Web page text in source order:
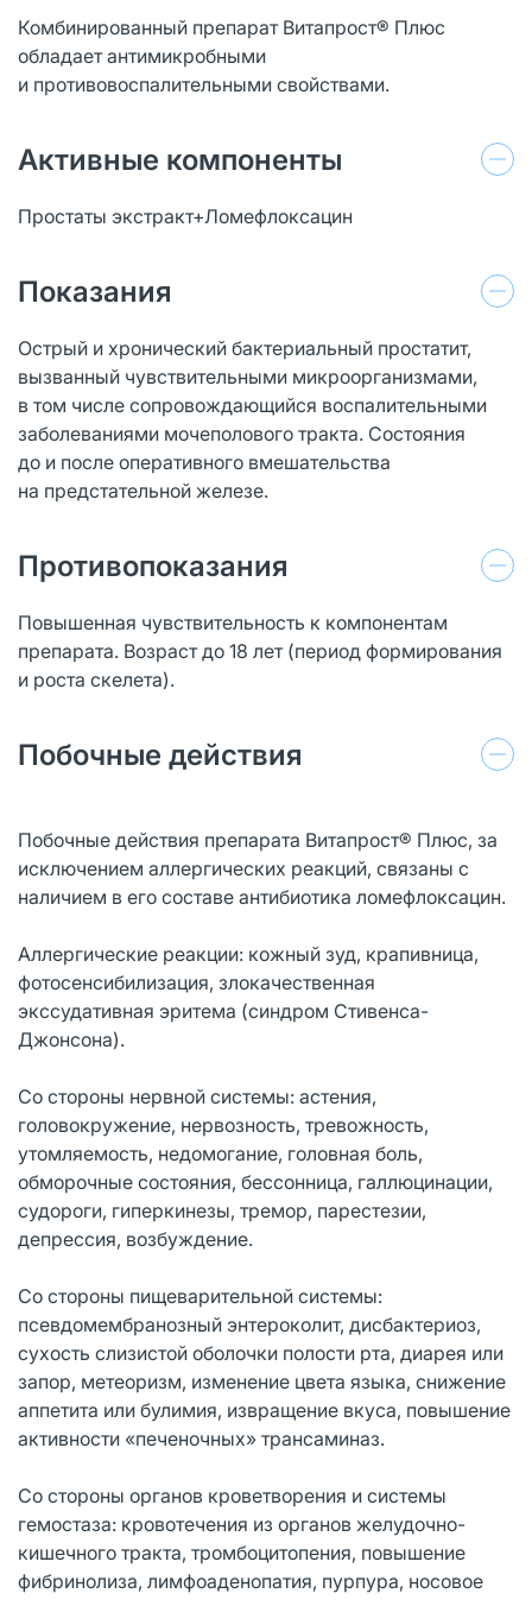
Комбинированный препарат Витапрост® Плюс
обладает антимикробными
и противовоспалительными свойствами.
Активные компоненты
Простаты экстракт+Ломефлоксацин
Показания
Острый и хронический бактериальный простатит,
вызванный чувствительными микроорганизмами,
в том числе сопровождающийся воспалительными
заболеваниями мочеполового тракта. Состояния
до и после оперативного вмешательства
на предстательной железе.
Противопоказания
Повышенная чувствительность к компонентам
препарата. Возраст до 18 лет (период формирования
и роста скелета).
Побочные действия
Побочные действия препарата Витапрост® Плюс, за
исключением аллергических реакций, связаны с
наличием в его составе антибиотика ломефлоксацин.
Аллергические реакции: кожный зуд, крапивница,
фотосенсибилизация, злокачественная
экссудативная эритема (синдром Стивенса-
Джонсона).
Со стороны нервной системы: астения,
головокружение, нервозность, тревожность,
утомляемость, недомогание, головная боль,
обморочные состояния, бессонница, галлюцинации,
судороги, гиперкинезы, тремор, парестезии,
депрессия, возбуждение.
Со стороны пищеварительной системы:
псевдомембранозный энтероколит, дисбактериоз,
сухость слизистой оболочки полости рта, диарея или
запор, метеоризм, изменение цвета языка, снижение
аппетита или булимия, извращение вкуса, повышение
активности «печеночных» трансаминаз.
Со стороны органов кроветворения и системы
гемостаза: кровотечения из органов желудочно-
кишечного тракта, тромбоцитопения, повышение
фибринолиза, лимфоаденопатия, пурпура, носовое